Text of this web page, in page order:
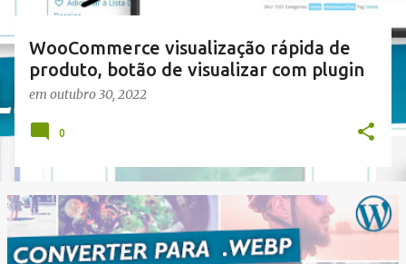
s
WooCommerce visualização rápida de
produto, botão de visualizar com plugin
em outubro 30, 2022
0